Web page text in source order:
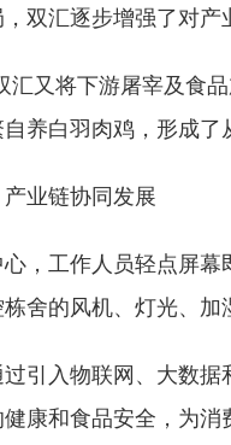
双汇逐步增强了对产
汇又将下游屠宰及食
养白羽肉鸡，形成了
业链协同发展
，工作人员轻点屏
舍的风机、灯光、
引入物联网、大数
康和食品安全，为消